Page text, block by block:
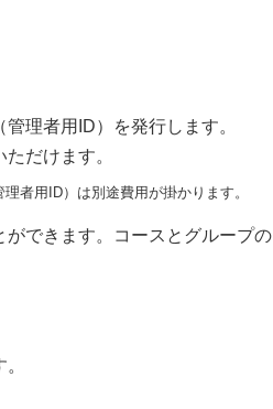
理者用ID）を発行します。
だけます。
者用ID）は別途費用が掛かります。
できます。コースとグループの